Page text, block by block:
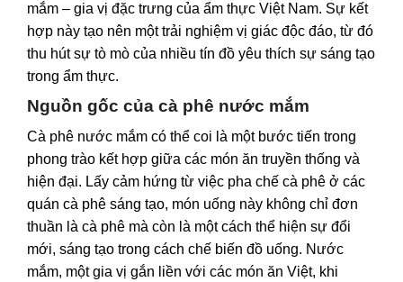
mắm – gia vị đặc trưng của ẩm thực Việt Nam. Sự kết
hợp này tạo nên một trải nghiệm vị giác độc đáo, từ đó
thu hút sự tò mò của nhiều tín đồ yêu thích sự sáng tạo
trong ẩm thực.
Nguồn gốc của cà phê nước mắm
Cà phê nước mắm có thể coi là một bước tiến trong
phong trào kết hợp giữa các món ăn truyền thống và
hiện đại. Lấy cảm hứng từ việc pha chế cà phê ở các
quán cà phê sáng tạo, món uống này không chỉ đơn
thuần là cà phê mà còn là một cách thể hiện sự đổi
mới, sáng tạo trong cách chế biến đồ uống. Nước
mắm, một gia vị gắn liền với các món ăn Việt, khi